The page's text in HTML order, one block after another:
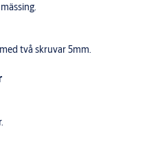
två skruvar 5mm.